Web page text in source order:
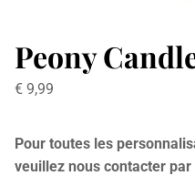
Peony
€ 9,99
Pour toutes les
veuillez nous contacter